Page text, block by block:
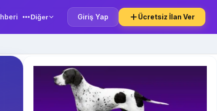
Diğer Giriş Yap Ücretsiz İlan Ver